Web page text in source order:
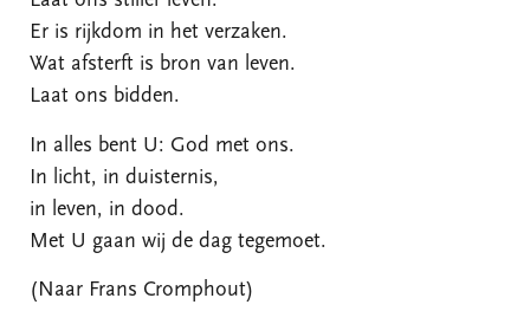
Er is rijkdom in het verzaken.
Wat afsterft is bron van leven.
Laat ons bidden.
In alles bent U: God met ons.
In licht, in duisternis,
in leven, in dood.
Met U gaan wij de dag tegemoet.
(Naar Frans Cromphout)